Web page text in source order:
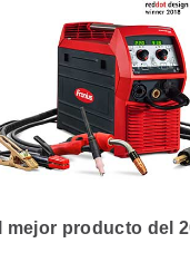
mejor producto del